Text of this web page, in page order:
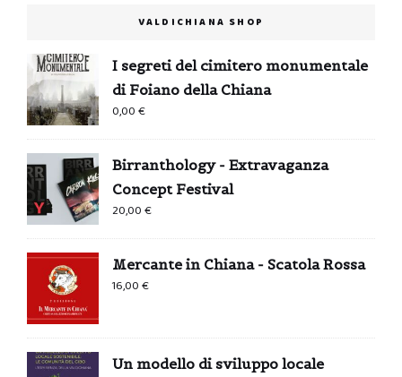
VALDICHIANA SHOP
I segreti del cimitero monumentale
di Foiano della Chiana
0,00€
Birranthology - Extravaganza
Concept Festival
20,00€
Mercante in Chiana - Scatola Rossa
16,00€
Un modello di sviluppo locale